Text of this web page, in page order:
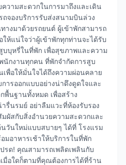
วามสะดวกในการมาถึงและเดิน
จองบริการรับส่งสนามบินล่วง
างมาด้วยรถยนต์ ผู้เข้าพักสามารถ
ห้แน่ใจว่าผู้เข้าพักทุกท่านจะได้รับ
บบุหรี่ในที่พัก เพื่อสุขภาพและความ
นักงานทุกคน ที่พักจำกัดการสูบ
พื่อให้มั่นใจได้ถึงความผ่อนคลาย
ารออกแบบอย่างน่าดึงดูดใจและ
พื้นฐานทั้งหมด เพื่อสร้าง
รื่นรมย์ อย่าลืมแวะที่ห้องรับรอง
ผัสกับสิ่งอำนวยความสะดวกและ
วันใหม่แบบสบายๆ ได้ที่ โรงแรม
มอาหารเช้าให้บริการในที่พัก
รด! คุณสามารถเพลิดเพลินกับ
มื่อใดก็ตามที่คุณต้องการได้ที่ร้าน